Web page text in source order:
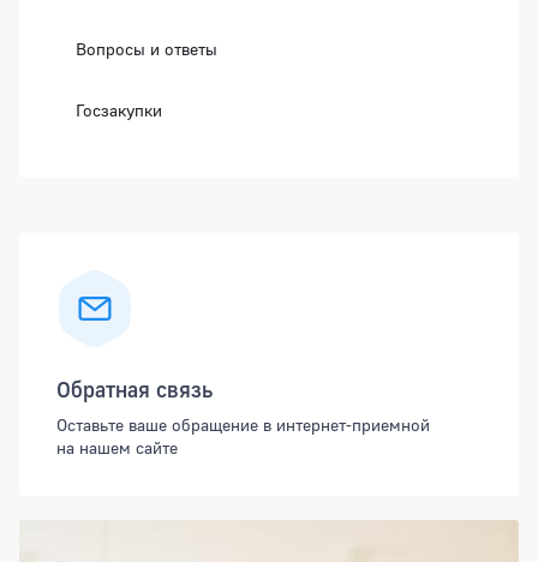
Вопросы и ответы
Госзакупки
Обратная связь
Оставьте ваше обращение в интернет-приемной
на нашем сайте